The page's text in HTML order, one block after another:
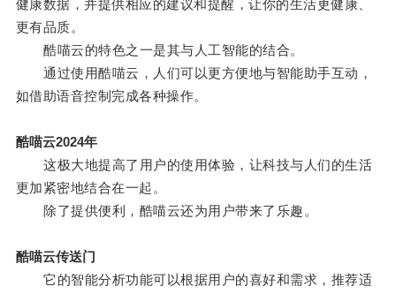
健康数据，并提供相应的建议和提醒，让你的生活更健康、
更有品质。
酷喵云的特色之一是其与人工智能的结合。
通过使用酷喵云，人们可以更方便地与智能助手互动，
如借助语音控制完成各种操作。
酷喵云2024年
这极大地提高了用户的使用体验，让科技与人们的生活
更加紧密地结合在一起。
除了提供便利，酷喵云还为用户带来了乐趣。
酷喵云传送门
它的智能分析功能可以根据用户的喜好和需求，推荐适